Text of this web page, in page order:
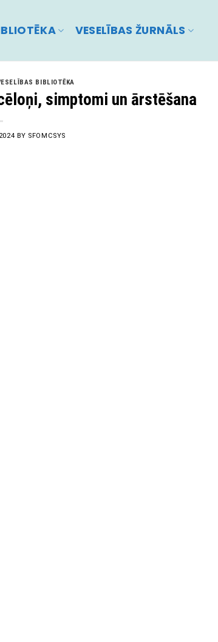
VESELĪBAS ŽURNĀLS
BIBLIOTĒKA
simptomi un ārstēšana
BY SFOMCSYS